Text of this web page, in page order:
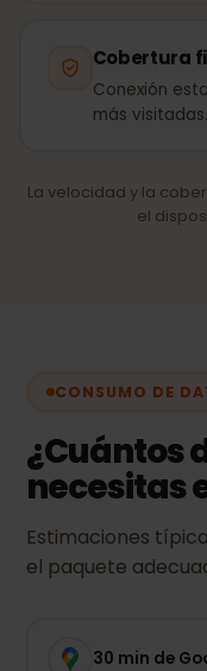
Cobertura
Conexión
más visitadas.
La velocidad y la
el
CONSUMO DE
¿Cuántos
necesitas
Estimaciones
el paquete
30 min de